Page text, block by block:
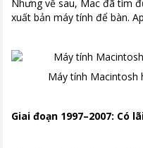
Nhưng về sau, Mac đã tìm
xuất bản máy tính để bàn.
Máy tính Macintosh
Giai đoạn 1997–2007: Có